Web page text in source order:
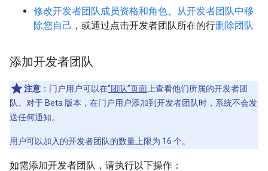
修改开发者团队成员资格和角色、 从开发者团队中移
除您自己 ，或通过点击开发者团队所在的行删除团队
添加开发者团队
注意 ：门户用户可以在“团队”页面上查看他们所属的开发者团
队。对于 Beta 版本，在门户用户添加到开发者团队时，系统不会发
送任何通知。
用户可以加入的开发者团队的数量上限为 16 个。
如需添加开发者团队，请执行以下操作：